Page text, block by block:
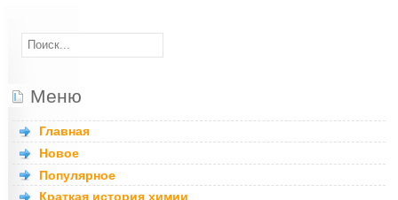
Меню
Главная
Новое
Популярное
Краткая история химии